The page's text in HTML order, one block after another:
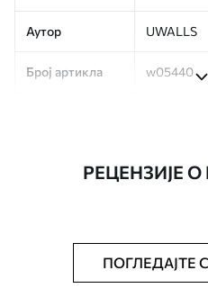
Аутор UWALLS
Број артикла w05440
Тапета се
сунђером.
РЕЦЕНЗИЈЕ
ПОГЛЕДАЈТЕ